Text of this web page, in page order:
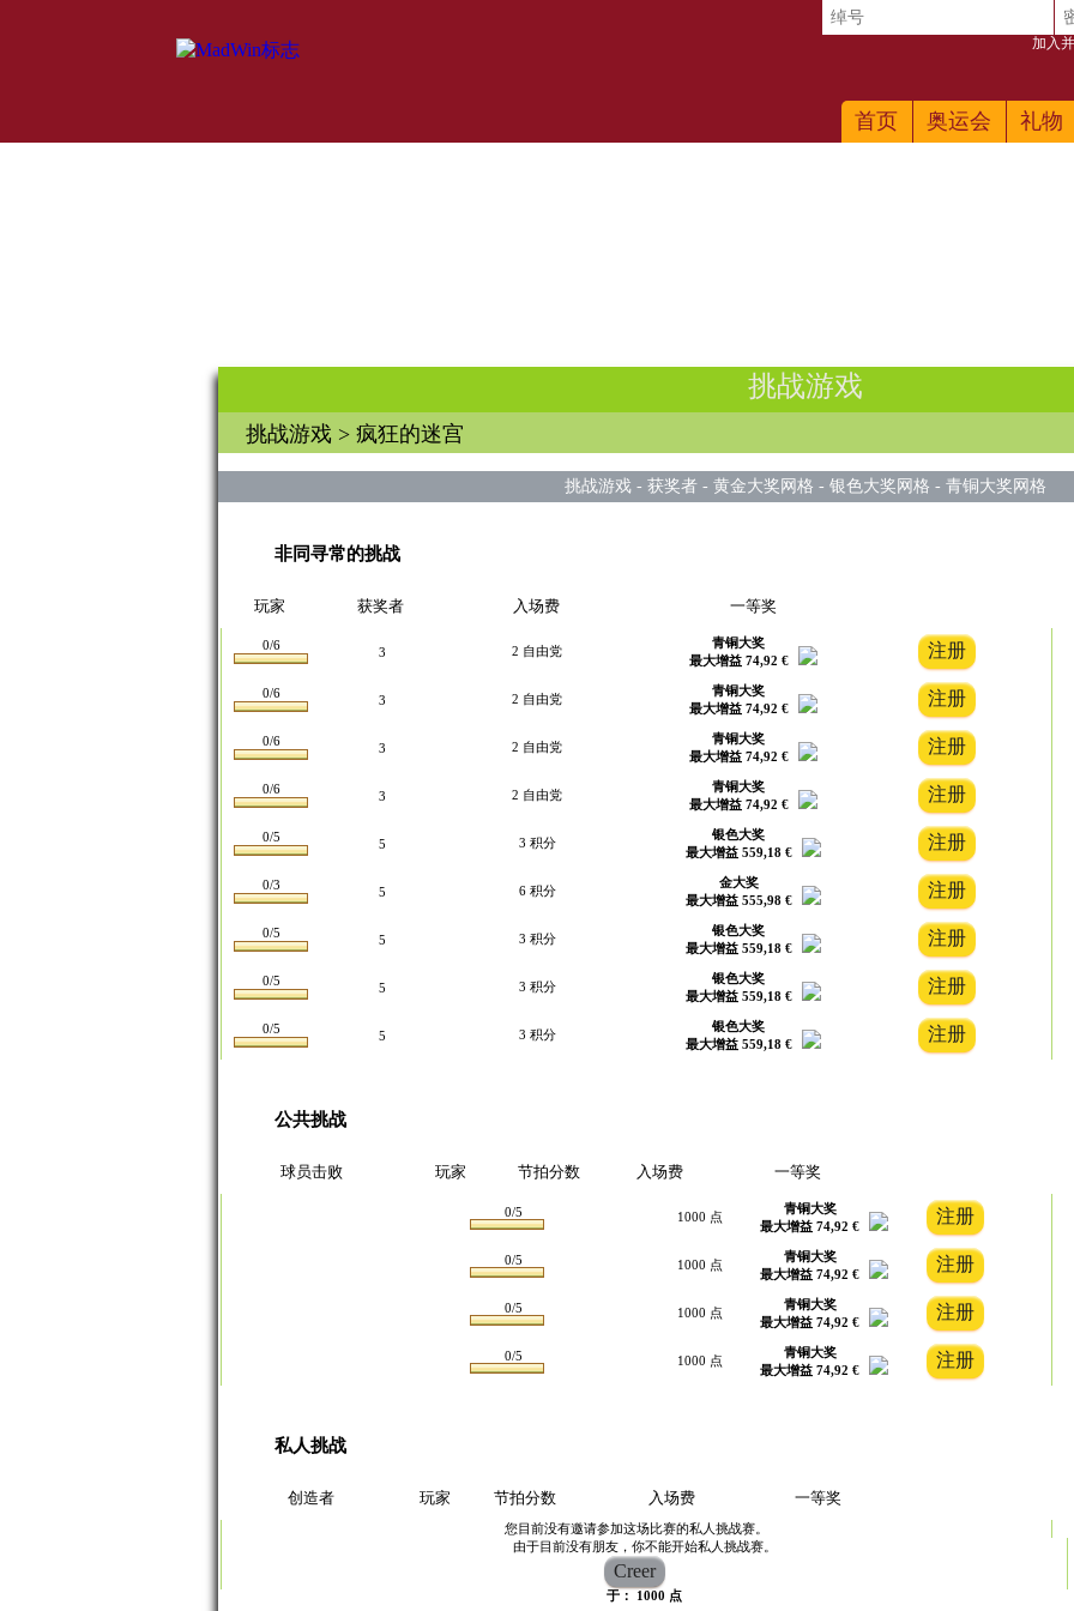
首页 奥运会 礼物
加入
挑战游戏
挑战游戏 > 疯狂的迷宫
挑战游戏 - 获奖者 - 黄金大奖网格 - 银色大奖网格 - 青铜大奖网格
非同寻常的挑战
玩家 获奖者 入场费 一等奖
0/6 3 2 自由党
青铜大奖
最大增益 74,92 €
0/6 3 2 自由党
青铜大奖
最大增益 74,92 €
0/6 3 2 自由党
青铜大奖
最大增益 74,92 €
0/6 3 2 自由党
青铜大奖
最大增益 74,92 €
0/5 5 3 积分
银色大奖
最大增益 559,18 €
0/3 5 6 积分
金大奖
最大增益 555,98 €
0/5 5 3 积分
银色大奖
最大增益 559,18 €
0/5 5 3 积分
银色大奖
最大增益 559,18 €
0/5 5 3 积分
银色大奖
最大增益 559,18 €
公共挑战
球员击败 玩家 节拍分数 入场费 一等奖
0/5 1000 点
青铜大奖
最大增益 74,92 €
0/5 1000 点
青铜大奖
最大增益 74,92 €
0/5 1000 点
青铜大奖
最大增益 74,92 €
0/5 1000 点
青铜大奖
最大增益 74,92 €
私人挑战
创造者 玩家 节拍分数 入场费 一等奖
您目前没有邀请参加这场比赛的私人挑战赛。
由于目前没有朋友，你不能开始私人挑战赛。
于： 1000 点